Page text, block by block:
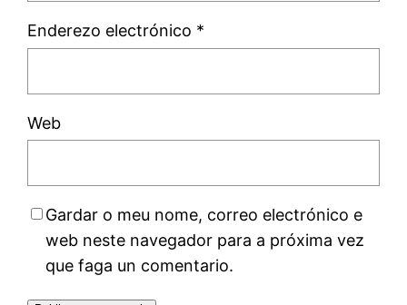
Enderezo electrónico *
Web
Gardar o meu nome, correo electrónico e
web neste navegador para a próxima vez
que faga un comentario.